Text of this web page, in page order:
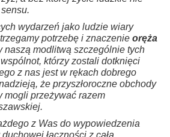
wydarzeń jako ludzie wiary
potrzebę i znaczenie oręża
naszą modlitwą szczególnie tych
którzy zostali dotknięci
z nas jest w rękach dobrego
że przyszłoroczne obchody
mogli przeżywać razem
z Was do wypowiedzenia
łączności z całą